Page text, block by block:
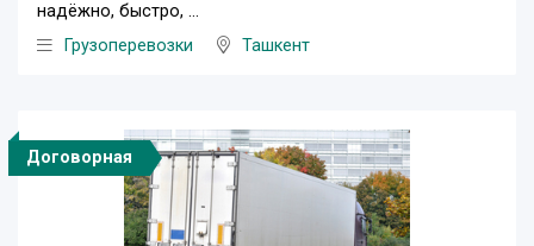
надёжно, быстро, ...
Грузоперевозки
Ташкент
Договорная